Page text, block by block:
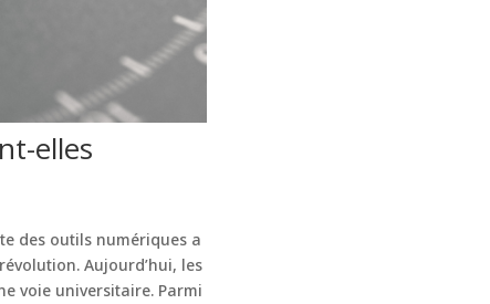
elles
des outils numériques a
Aujourd’hui, les
voie universitaire. Parmi